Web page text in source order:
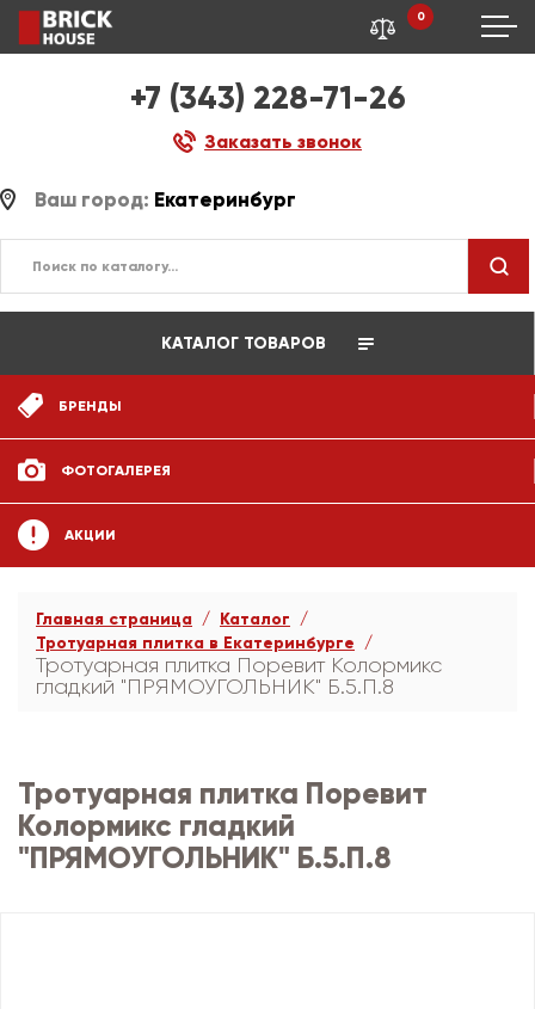
+7 (343) 228-71-26
Заказать звонок
0
Ваш город: Екатеринбург
КАТАЛОГ ТОВАРОВ
БРЕНДЫ
ФОТОГАЛЕРЕЯ
АКЦИИ
Главная страница
Каталог
Тротуарная плитка в Екатеринбурге
Тротуарная плитка Поревит Колормикс
гладкий "ПРЯМОУГОЛЬНИК" Б.5.П.8
Тротуарная плитка Поревит
Колормикс гладкий
"ПРЯМОУГОЛЬНИК" Б.5.П.8